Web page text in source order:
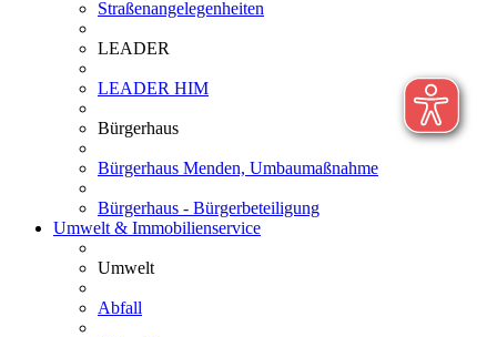
Straßenangelegenheiten
LEADER
LEADER HIM
Bürgerhaus
Bürgerhaus Menden, Umbaumaßnahme
Bürgerhaus - Bürgerbeteiligung
Umwelt & Immobilienservice
Umwelt
Abfall